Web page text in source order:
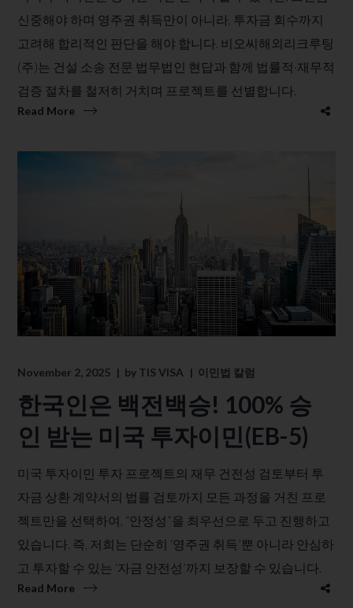
신중해야 하며 영주권 취득만이 아니라, 투자금 회수까지
고려해 합리적인 판단을 해야 합니다. 비오씨해외리크루팅
(주)는 건설 소송 전문 법무법인 현답과 함께 법률적·재무적
검증 절차를 철저히 거치며 프로젝트를 선별합니다.
Read More
November 2, 2025 by TIS VISA 이민법 칼럼
한국인은 백전백승! 100% 승
인 받는 미국 투자이민(EB-5)
미국 투자이민 투자 프로젝트의 재무 건전성 검토부터 투
자금 상환 계약서의 법률 검토까지 모든 과정을 거친 프로
젝트만을 선택하여, “안정성”을 최우선으로 두고 진행하고
있습니다.​ 즉, 저희는 단순히 ‘영주권 취득’뿐 아니라 안심하
고 투자할 수 있는 ‘자금 안전성’까지 보장할 수 있습니다.
Read More